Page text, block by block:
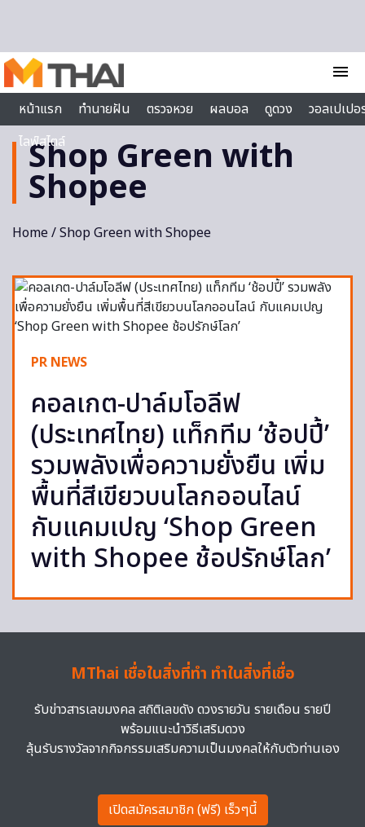
menu
หน้าแรก
ทำนายฝัน ตรวจหวย ผลบอล ดูดวง
วอลเปเป
ไลฟ์สไตล์
Shop Green with
Shopee
Home/ Shop Green with Shopee
PR NEWS
คอลเกต-ปาล์มโอลีฟ
(ประเทศไทย) แท็กทีม ‘ช้อปปี้’
รวมพลังเพื่อความยั่งยืน เพิ่ม
พื้นที่สีเขียวบนโลกออนไลน์
กับแคมเปญ ‘Shop Green
with Shopee ช้อปรักษ์โลก’
MThai เชื่อในสิ่งที่ทำ ทำในสิ่งที่เชื่อ
รับข่าวสารเลขมงคล สถิติเลขดัง ดวงรายวัน รายเดือน รายปี
พร้อมแนะนำวิธีเสริมดวง
ลุ้นรับรางวัลจากกิจกรรมเสริมความเป็นมงคลให้กับตัวท่านเอง
เปิดสมัครสมาชิก (ฟรี) เร็วๆนี้